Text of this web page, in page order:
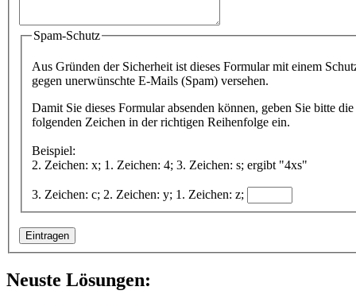
Spam-Schutz
Aus Gründen der Sicherheit ist dieses Formular mit einem
gegen unerwünschte E-Mails (Spam) versehen.
Damit Sie dieses Formular absenden können, geben Sie bitte die
folgenden Zeichen in der richtigen Reihenfolge ein.
Beispiel:
2. Zeichen: x; 1. Zeichen: 4; 3. Zeichen: s; ergibt "4xs"
3. Zeichen: c; 2. Zeichen: y; 1. Zeichen: z;
Neuste Lösungen: